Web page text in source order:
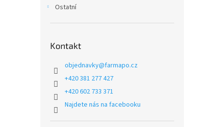
Ostatní
Kontakt
objednavky@farmapo.cz
+420 381 277 427
+420 602 733 371
Najdete nás na facebooku